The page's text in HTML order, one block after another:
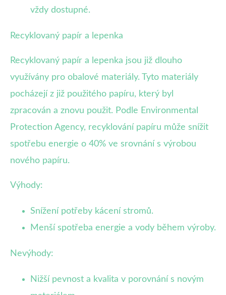
vždy dostupné.
Recyklovaný papír a lepenka
Recyklovaný papír a lepenka jsou již dlouho
využívány pro obalové materiály. Tyto materiály
pocházejí z již použitého papíru, který byl
zpracován a znovu použit. Podle Environmental
Protection Agency, recyklování papíru může snížit
spotřebu energie o 40% ve srovnání s výrobou
nového papíru.
Výhody:
Snížení potřeby kácení stromů.
Menší spotřeba energie a vody během výroby.
Nevýhody:
Nižší pevnost a kvalita v porovnání s novým